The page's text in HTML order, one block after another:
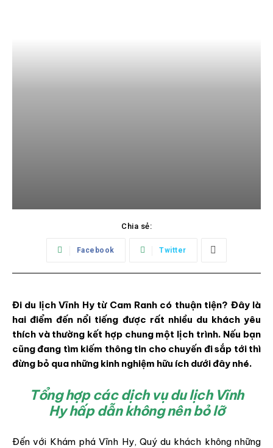
Chia sẻ:
Facebook Twitter
Đi du lịch Vĩnh Hy từ Cam Ranh có thuận tiện? Đây là
hai điểm đến nổi tiếng được rất nhiều du khách yêu
thích và thường kết hợp chung một lịch trình. Nếu bạn
cũng đang tìm kiếm thông tin cho chuyến đi sắp tới thì
đừng bỏ qua những kinh nghiệm hữu ích dưới đây nhé.
Tổng hợp các dịch vụ du lịch Vĩnh
Hy hấp dẫn không nên bỏ lỡ
Đến với Khám phá Vĩnh Hy, Quý du khách không những